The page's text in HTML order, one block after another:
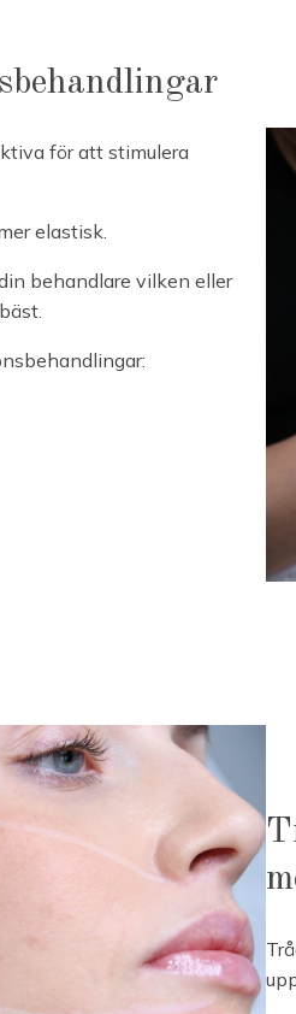
för att stimulera
elastisk.
behandlare vilken eller